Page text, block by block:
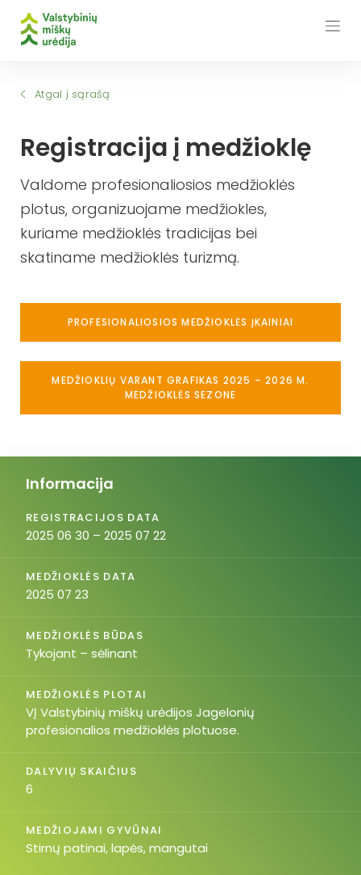
Atgal į sąrašą
Registracija į medžioklę
Valdome profesionaliosios medžioklės
plotus, organizuojame medžiokles,
kuriame medžioklės tradicijas bei
skatiname medžioklės turizmą.
PROFESIONALIOSIOS MEDŽIOKLĖS ĮKAINIAI
MEDŽIOKLIŲ VARANT GRAFIKAS 2025 – 2026 M.
MEDŽIOKLĖS SEZONE
Informacija
REGISTRACIJOS DATA
2025 06 30 – 2025 07 22
MEDŽIOKLĖS DATA
2025 07 23
MEDŽIOKLĖS BŪDAS
Tykojant – sėlinant
MEDŽIOKLĖS PLOTAI
VĮ Valstybinių miškų urėdijos Jagelonių
profesionalios medžioklės plotuose.
DALYVIŲ SKAIČIUS
6
MEDŽIOJAMI GYVŪNAI
Stirnų patinai, lapės, mangutai